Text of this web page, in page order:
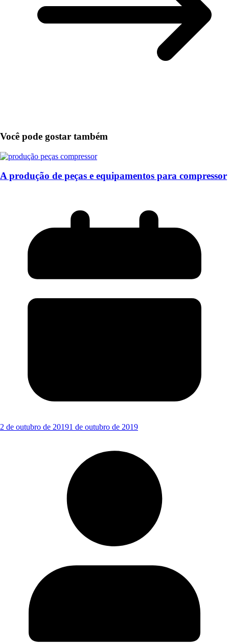
Você pode gostar também
A produção de peças e equipamentos para compressor
2 de outubro de 20191 de outubro de 2019